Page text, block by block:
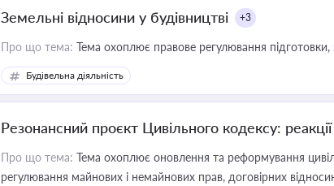
Земельні відносини у будівництві +3
Про що тема: Тема охоплює правове регулювання підготовки,
Будівельна діяльність
Резонансний проєкт Цивільного кодексу:
Про що тема: Тема охоплює оновлення та реформування
регулювання майнових і немайнових прав, договірних